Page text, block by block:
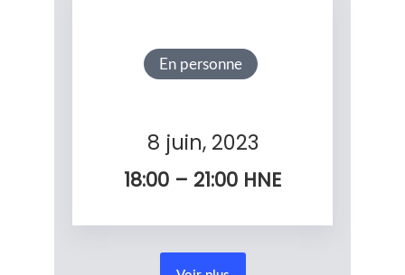
En personne
8 juin, 2023
18:00 – 21:00 HNE